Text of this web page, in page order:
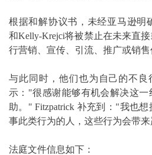
根据和解协议书，未经亚马逊明
和Kelly-Krejci将被禁止在未来直
行营销、宣传、引流、推广或销售
与此同时，他们也为自己的不良
示："很感谢能够有机会解决这
助。" Fitzpatrick 补充到："我也
事此类行为的人，这些行为会带
法庭文件信息如下：